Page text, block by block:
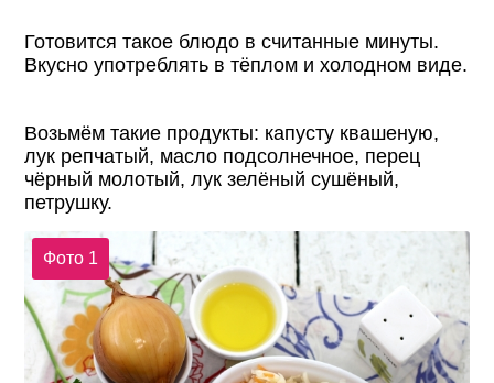
Готовится такое блюдо в считанные минуты.
Вкусно употреблять в тёплом и холодном виде.
Возьмём такие продукты: капусту квашеную,
лук репчатый, масло подсолнечное, перец
чёрный молотый, лук зелёный сушёный,
петрушку.
Фото 1